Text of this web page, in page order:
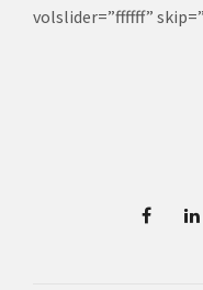
volslider=”ffffff”